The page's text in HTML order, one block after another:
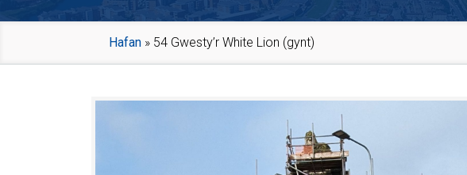
Hafan » 54 Gwesty’r White Lion (gynt)